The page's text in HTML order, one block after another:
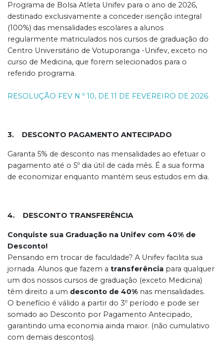
Programa de Bolsa Atleta Unifev para o ano de 2026,
destinado exclusivamente a conceder isenção integral
(100%) das mensalidades escolares a alunos
regularmente matriculados nos cursos de graduação do
Centro Universitário de Votuporanga -Unifev, exceto no
curso de Medicina, que forem selecionados para o
referido programa.
RESOLUÇÃO FEV N º 10, DE 11 DE FEVEREIRO DE 2026
3. DESCONTO PAGAMENTO ANTECIPADO
Garanta 5% de desconto nas mensalidades ao efetuar o
pagamento até o 5º dia útil de cada mês. É a sua forma
de economizar enquanto mantém seus estudos em dia.
4. DESCONTO TRANSFERÊNCIA
Conquiste sua Graduação na Unifev com 40% de
Desconto!
Pensando em trocar de faculdade? A Unifev facilita sua
jornada. Alunos que fazem a transferência para qualquer
um dos nossos cursos de graduação (exceto Medicina)
têm direito a um desconto de 40% nas mensalidades.
O benefício é válido a partir do 3º período e pode ser
somado ao Desconto por Pagamento Antecipado,
garantindo uma economia ainda maior. (não cumulativo
com demais descontos).